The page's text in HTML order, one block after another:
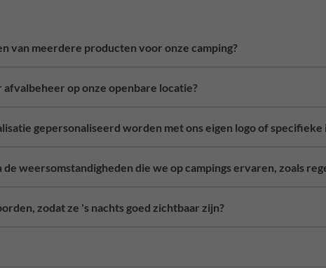
van meerdere producten voor onze camping?
op onze openbare locatie?
gepersonaliseerd worden met ons eigen logo of
weersomstandigheden die we op campings ervaren, zoals
zodat ze 's nachts goed zichtbaar zijn?